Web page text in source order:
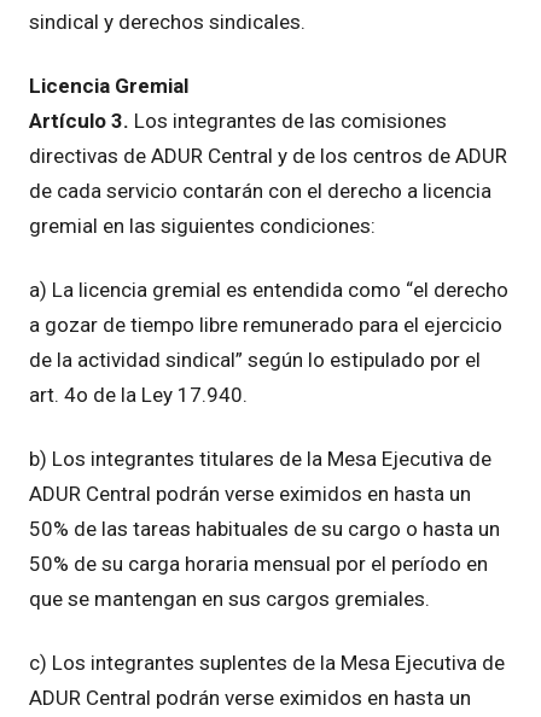
sindical y derechos sindicales.
Licencia Gremial
Artículo 3. Los integrantes de las comisiones
directivas de ADUR Central y de los centros de ADUR
de cada servicio contarán con el derecho a licencia
gremial en las siguientes condiciones:
a) La licencia gremial es entendida como “el derecho
a gozar de tiempo libre remunerado para el ejercicio
de la actividad sindical” según lo estipulado por el
art. 4o de la Ley 17.940.
b) Los integrantes titulares de la Mesa Ejecutiva de
ADUR Central podrán verse eximidos en hasta un
50% de las tareas habituales de su cargo o hasta un
50% de su carga horaria mensual por el período en
que se mantengan en sus cargos gremiales.
c) Los integrantes suplentes de la Mesa Ejecutiva de
ADUR Central podrán verse eximidos en hasta un